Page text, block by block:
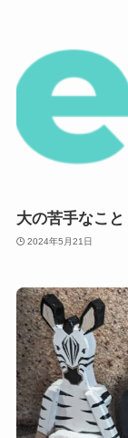
大の苦手なこ
2024年5月21日